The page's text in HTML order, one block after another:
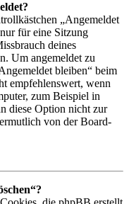
„Angemeldet
für eine Sitzung
deines
Um angemeldet zu
bleiben“ beim
empfehlenswert, wenn
zum Beispiel in
diese Option nicht zur
von der Board-